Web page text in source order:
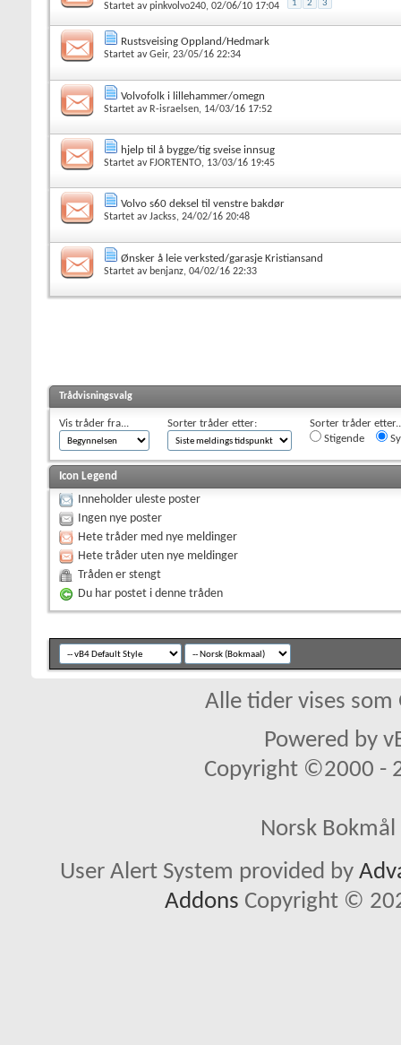
Startet avpinkvolvo240, 02/06/10 17:04 1 2 3
Rustsveising Oppland/Hedmark
Startet avGeir, 23/05/16 22:34
Volvofolk i lillehammer/omegn
Startet av R-israelsen, 14/03/16 17:52
hjelp til å bygge/tig sveise innsug
Startet av FJORTENTO, 13/03/16 19:45
Volvo s60 deksel til venstre bakdør
Startet avJackss, 24/02/16 20:48
Ønsker å leie verksted/garasje Kristiansand
Startet av benjanz, 04/02/16 22:33
Trådvisningsvalg
Vis tråder fra... Sorter tråder etter:
Sorter tråder
Stigende
Icon Legend
Inneholder uleste poster
Ingen nye poster
Hete tråder med nye meldinger
Hete tråder uten nye meldinger
Tråden er stengt
Du har postet i denne tråden
Alle tider vises som
Powered by
Copyright ©2000 -
Norsk
User Alert System provided by
Addons Copyright ©